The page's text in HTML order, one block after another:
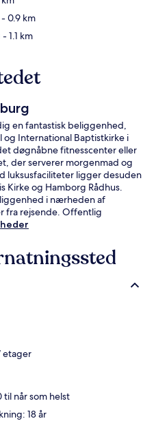
- 0.9 km
- 1.1 km
en fantastisk beliggenhed,
International Baptistkirke i
døgnåbne fitnesscenter eller
der serverer morgenmad og
luksusfaciliteter ligger desuden
Kirke og Hamborg Rådhus.
i nærheden af
fra rejsende. Offentlig
S-Bahn-station
etager
til når som helst
18 år